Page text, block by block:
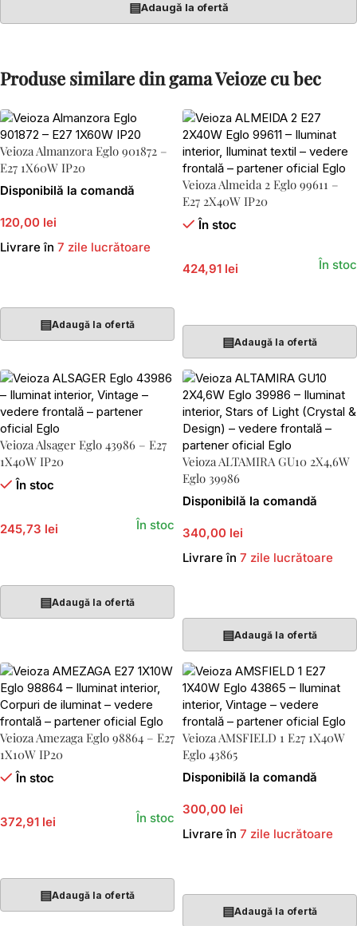
▤Adaugă la ofertă
Produse similare din gama Veioze cu bec
Veioza Almanzora Eglo 901872 –
E27 1X60W IP20
Disponibilă la comandă
120,00 lei
Livrare în 7 zile lucrătoare
▤Adaugă la ofertă
Veioza Almeida 2 Eglo 99611 –
E27 2X40W IP20
În stoc
424,91 lei În stoc
▤Adaugă la ofertă
Veioza Alsager Eglo 43986 – E27
1X40W IP20
În stoc
245,73 lei În stoc
▤Adaugă la ofertă
Veioza ALTAMIRA GU10 2X4,6W
Eglo 39986
Disponibilă la comandă
340,00 lei
Livrare în 7 zile lucrătoare
▤Adaugă la ofertă
Veioza Amezaga Eglo 98864 – E27
1X10W IP20
În stoc
372,91 lei În stoc
▤Adaugă la ofertă
Veioza AMSFIELD 1 E27 1X40W
Eglo 43865
Disponibilă la comandă
300,00 lei
Livrare în 7 zile lucrătoare
▤Adaugă la ofertă